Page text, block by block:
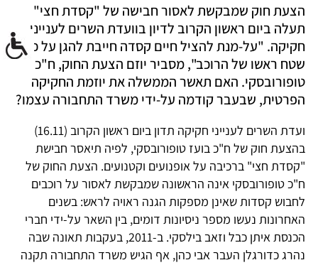
הצעת חוק שמבקשת לאסור חבישה של "קסדת חצי"
תעלה ביום ראשון הקרוב לדיון בוועדת השרים לענייני
חקיקה. "על-מנת להציל חיים קסדה חייבת להגן על כל
שטח ראשו של הרוכב", מסביר יוזם הצעת החוק, ח"כ
טופורובסקי. האם תאשר הממשלה את יוזמת החקיקה
הפרטית, שבעבר קודמה על-ידי משרד התחבורה עצמו?
ועדת השרים לענייני חקיקה תדון ביום ראשון הקרוב (16.11)
בהצעת חוק של ח"כ בועז טופורובסקי, לפיה תיאסר חבישת
"קסדת חצי" ברכיבה על אופנועים וקטנועים. הצעת החוק של
ח"כ טופורובסקי אינה הראשונה שמבקשת לאסור על רוכבים
לחבוש קסדות שאינן מספקות הגנה ראויה לראש: בשנים
האחרונות נעשו מספר ניסיונות דומים, בין השאר על-ידי חברי
הכנסת איתן כבל וזאב בילסקי. ב-2011, בעקבות תאונה שבה
נהרג כדורגלן העבר אבי כהן, אף הגיש משרד התחבורה תקנה